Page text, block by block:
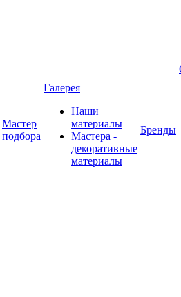
Мастер
подбора
Галерея
Наши
материалы
Мастера -
декоративные
материалы
Бренды